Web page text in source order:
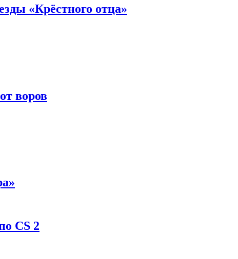
«Крёстного отца»
воров
CS 2